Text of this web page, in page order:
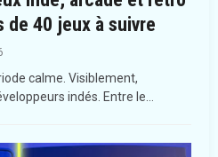
40 jeux à suivre
calme. Visiblement,
indés. Entre le…